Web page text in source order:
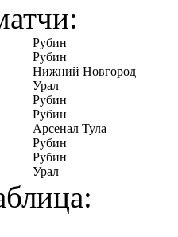
Рубин
Рубин
Нижний Новгород
Урал
Рубин
Рубин
Арсенал Тула
Рубин
Рубин
Урал